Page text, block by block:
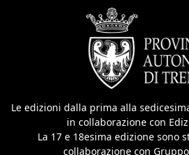
Le edizioni dalla prima alla
in collaborazione con
La 17 e 18esima edizione sono
collaborazione con